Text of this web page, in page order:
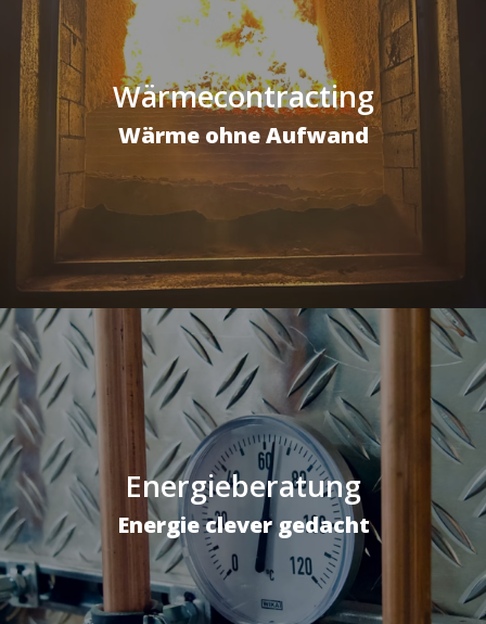
Wärmecontracting
Wärme ohne Aufwand
Energieberatung
Energie clever gedacht